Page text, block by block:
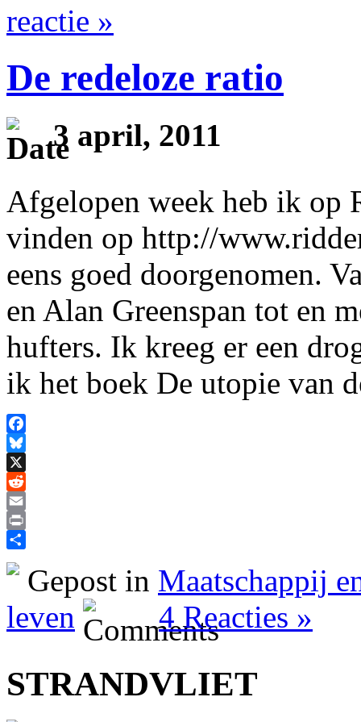
reactie »
De redeloze ratio
3 april, 2011
Afgelopen week heb ik op
vinden op http://
eens goed doorgenomen.
en Alan Greenspan tot en
hufters. Ik kreeg er een
ik het boek De utopie van
Facebook
Bluesky
X
Reddit
Email
Print
Gepost in Maatschappij
leven
4 Reacties »
STRANDVLIET